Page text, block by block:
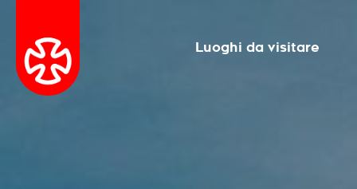
Luoghi da visitare